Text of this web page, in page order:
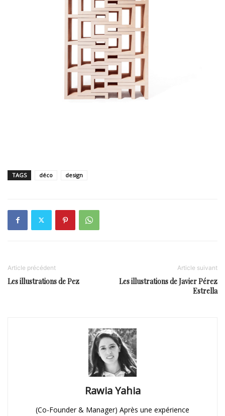
TAGS déco design
Article précédent
Les illustrations de Pez
Article suivant
Les illustrations de Javier Pérez
Estrella
Rawia Yahia
(Co-Founder & Manager) Après une expérience